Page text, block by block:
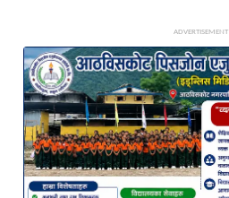
ADVERTISEMENT